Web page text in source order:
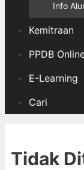
Info
Kemitraan
PPDB
E-Learning
Cari
Tidak